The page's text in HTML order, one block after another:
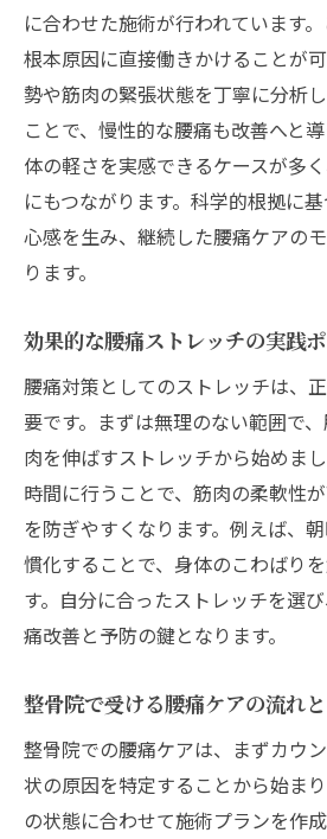
に合わせた施術が行われています
根本原因に直接働きかけることが
勢や筋肉の緊張状態を丁寧に分析
ことで、慢性的な腰痛も改善へと
体の軽さを実感できるケースが多
にもつながります。科学的根拠に
心感を生み、継続した腰痛ケアの
ります。
効果的な腰痛ストレッチの実践
腰痛対策としてのストレッチは、
要です。まずは無理のない範囲で
肉を伸ばすストレッチから始めま
時間に行うことで、筋肉の柔軟性
を防ぎやすくなります。例えば、
慣化することで、身体のこわばり
す。自分に合ったストレッチを選
痛改善と予防の鍵となります。
整骨院で受ける腰痛ケアの流れ
整骨院での腰痛ケアは、まずカウ
状の原因を特定することから始ま
の状態に合わせて施術プランを作